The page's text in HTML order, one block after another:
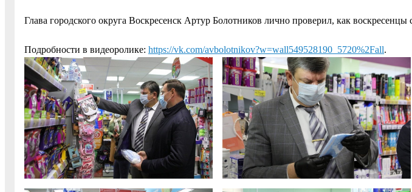
Глава городского округа Воскресенск Артур Болотников лично проверил, как
Подробности в видеоролике: https://vk.com/avbolotnikov?w=wall549528190_5720%2Fall.